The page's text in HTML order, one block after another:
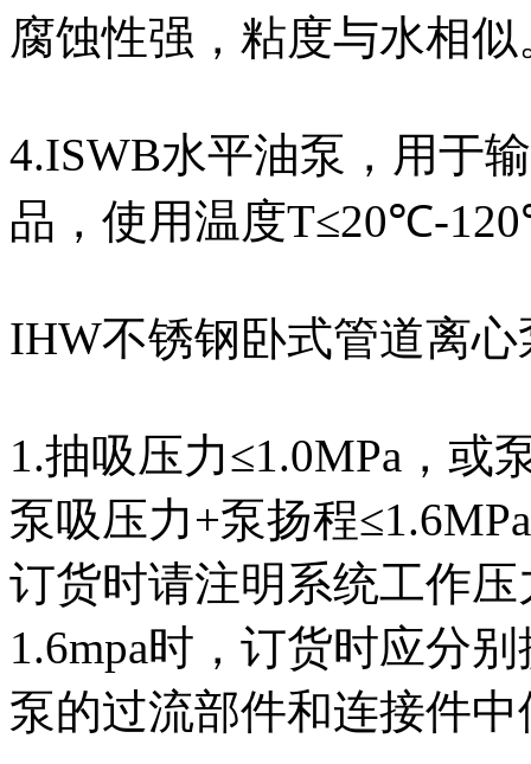
腐蚀性强，粘度与水相
4.ISWB水平油泵，用于
品，使用温度T≤20℃-
IHW不锈钢卧式管道离
1.抽吸压力≤1.0MPa，或
泵吸压力+泵扬程
订货时请注明系统工作
1.6mpa时，订货时应分
泵的过流部件和连接件